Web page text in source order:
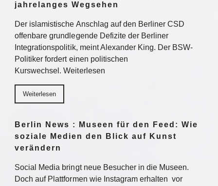
jahrelanges Wegsehen
Der islamistische Anschlag auf den Berliner CSD
offenbare grundlegende Defizite der Berliner
Integrationspolitik, meint Alexander King. Der BSW-
Politiker fordert einen politischen
Kurswechsel. Weiterlesen
Weiterlesen
Berlin News : Museen für den Feed: Wie
soziale Medien den Blick auf Kunst
verändern
Social Media bringt neue Besucher in die Museen.
Doch auf Plattformen wie Instagram erhalten vor